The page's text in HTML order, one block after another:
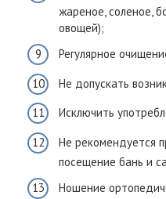
жареное, соленое,
овощей);
Регулярное
Не допускать
Исключить
Не рекомендуется
посещение бань и
Ношение